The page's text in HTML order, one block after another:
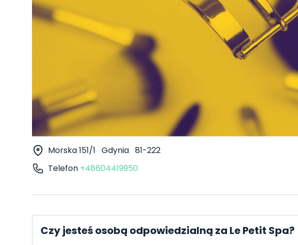
Morska 151/1 Gdynia 81-222
Telefon +48604419950
Czy jesteś osobą odpowiedzialną za Le Petit Spa?